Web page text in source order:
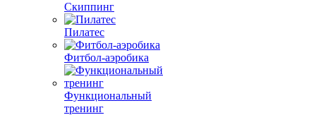
Скиппинг
Пилатес
Фитбол-аэробика
Функциональный
тренинг